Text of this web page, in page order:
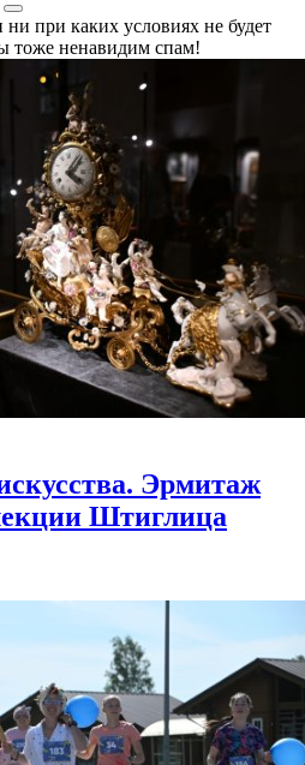
при каких условиях не будет
тоже ненавидим спам!
Эрмитаж
Штиглица